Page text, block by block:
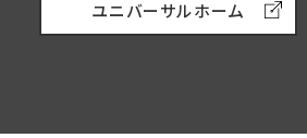
ユニバーサルホーム